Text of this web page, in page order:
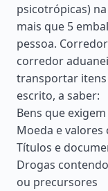
psicotrópicas)
mais que 5
pessoa.
corredor
transportar
escrito, a saber:
Bens que
Moeda e valores
Títulos e
Drogas
ou precursores